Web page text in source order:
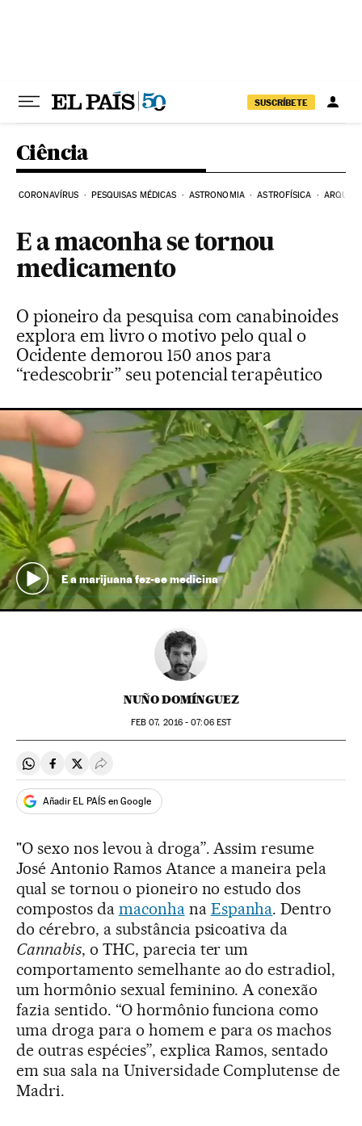
SUSCRÍBETE
Ciência
CORONAVÍRUS PESQUISAS MÉDICAS ASTRONOMIA ASTROFÍSICA
E a maconha se tornou
medicamento
O pioneiro da pesquisa com canabinoides
explora em livro o motivo pelo qual o
Ocidente demorou 150 anos para
“redescobrir” seu potencial terapêutico
E a marijuana fez-se medicina
NUÑO DOMÍNGUEZ
FEB 07, 2016 - 07:06EST
Compartir en Whatsapp
Compartir en Facebook
Compartir en Twitter
Desplegar Redes Sociales
Añadir EL PAÍS en Google
"O sexo nos levou à droga”. Assim resume
José Antonio Ramos Atance a maneira pela
qual se tornou o pioneiro no estudo dos
compostos da maconhana Espanha. Dentro
do cérebro, a substância psicoativa da
Cannabis, o THC, parecia ter um
comportamento semelhante ao do estradiol,
um hormônio sexual feminino. A conexão
fazia sentido. “O hormônio funciona como
uma droga para o homem e para os machos
de outras espécies”, explica Ramos, sentado
em sua sala na Universidade Complutense de
Madri.